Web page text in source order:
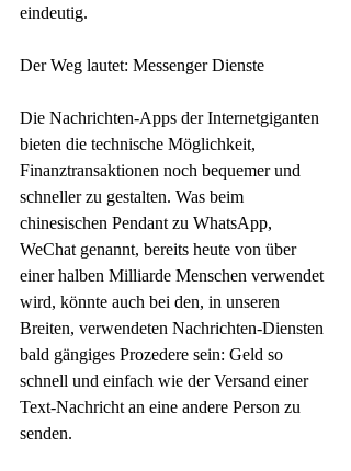
eindeutig.
Der Weg lautet: Messenger Dienste
Die Nachrichten-Apps der Internetgiganten
bieten die technische Möglichkeit,
Finanztransaktionen noch bequemer und
schneller zu gestalten. Was beim
chinesischen Pendant zu WhatsApp,
WeChat genannt, bereits heute von über
einer halben Milliarde Menschen verwendet
wird, könnte auch bei den, in unseren
Breiten, verwendeten Nachrichten-Diensten
bald gängiges Prozedere sein: Geld so
schnell und einfach wie der Versand einer
Text-Nachricht an eine andere Person zu
senden.